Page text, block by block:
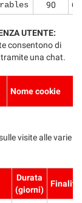
90
UTENTE:
consentono di
una chat.
Nome cookie
visite alle varie
Durata
(giorni)
Finalità